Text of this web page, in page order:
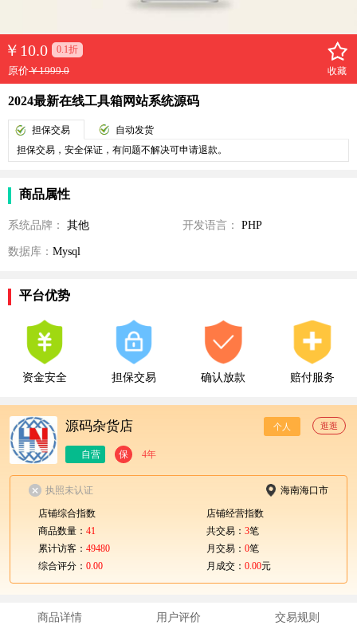
￥ 10.0 0.1折
原价￥1999.0 收藏
2024最新在线工具箱网站系统源码
担保交易
自动发货
担保交易，安全保证，有问题不解决可申请退款。
商品属性
系统品牌： 其他 开发语言： PHP
数据库： Mysql
平台优势
资金安全 担保交易 确认放款 赔付服务
源码杂货店 个人 逛逛
自营 保 4年
执照未认证 海南海口市
店铺综合指数
商品数量： 41
累计访客： 49480
综合评分： 0.00
店铺经营指数
共交易： 3笔
月交易： 0笔
月成交： 0.00元
商品详情 用户评价 交易规则